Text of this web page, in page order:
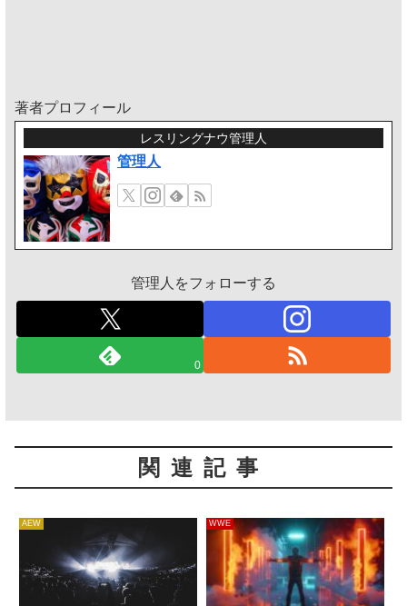
著者プロフィール
レスリングナウ管理人
管理人
管理人をフォローする
0
関連記事
AEW WWE